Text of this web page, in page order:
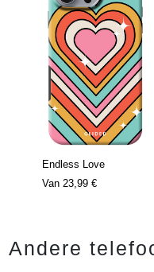
Endless Love
Van 23,99 €
Andere